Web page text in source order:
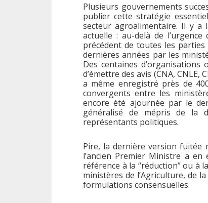
Plusieurs gouvernements
publier cette stratégie
secteur agroalimentaire. Il y a
actuelle : au-delà de
précédent de toutes les
dernières années par les
Des centaines
d’émettre des avis (CNA,
a même enregistré près de
convergents entre les
encore été ajournée par le
généralisé de mépris de la
représentants politiques.
Pire, la dernière version fuitée
l’ancien Premier Ministre a
référence à la “réduction” ou à
ministères de l’Agriculture, de
formulations consensuelles.